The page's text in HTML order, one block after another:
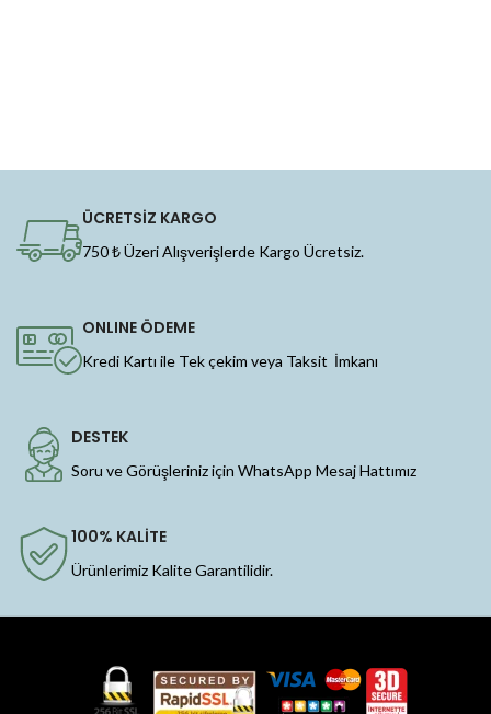
ÜCRETSİZ KARGO
750 ₺ Üzeri Alışverişlerde Kargo Ücretsiz.
ONLINE ÖDEME
Kredi Kartı ile Tek çekim veya Taksit İmkanı
DESTEK
Soru ve Görüşleriniz için WhatsApp Mesaj Hattımız
100% KALİTE
Ürünlerimiz Kalite Garantilidir.